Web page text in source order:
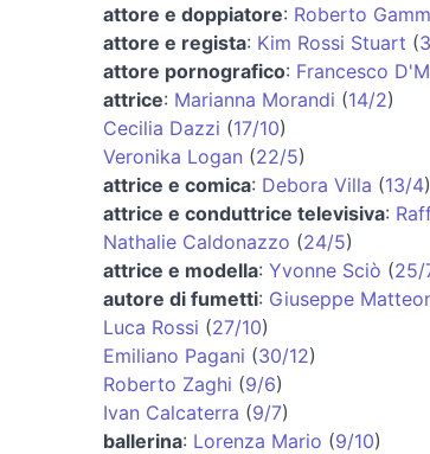
attore e doppiatore: Roberto
attore e regista: Kim Rossi Stuart (
attore pornografico: Francesco
attrice: Marianna Morandi (14/2)
Cecilia Dazzi (17/10)
Veronika Logan (22/5)
attrice e comica: Debora Villa (13/4)
attrice e conduttrice televisiva:
Nathalie Caldonazzo (24/5)
attrice e modella: Yvonne Sciò (25/
autore di fumetti: Giuseppe
Luca Rossi (27/10)
Emiliano Pagani (30/12)
Roberto Zaghi (9/6)
Ivan Calcaterra (9/7)
ballerina: Lorenza Mario (9/10)